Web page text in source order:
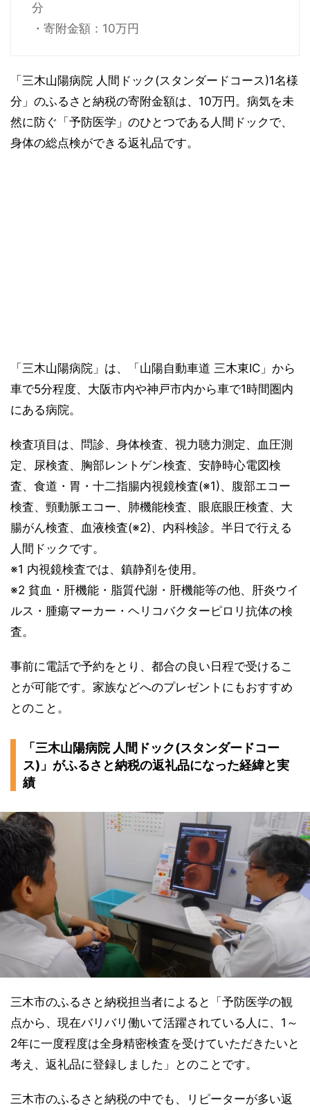
分
・寄附金額：10万円
「三木山陽病院 人間ドック(スタンダードコース)1名様
分」のふるさと納税の寄附金額は、10万円。病気を未
然に防ぐ「予防医学」のひとつである人間ドックで、
身体の総点検ができる返礼品です。
「三木山陽病院」は、「山陽自動車道 三木東IC」から
車で5分程度、大阪市内や神戸市内から車で1時間圏内
にある病院。
検査項目は、問診、身体検査、視力聴力測定、血圧測
定、尿検査、胸部レントゲン検査、安静時心電図検
査、食道・胃・十二指腸内視鏡検査(※1)、腹部エコー
検査、頸動脈エコー、肺機能検査、眼底眼圧検査、大
腸がん検査、血液検査(※2)、内科検診。半日で行える
人間ドックです。
※1 内視鏡検査では、鎮静剤を使用。
※2 貧血・肝機能・脂質代謝・肝機能等の他、肝炎ウイ
ルス・腫瘍マーカー・ヘリコバクターピロリ抗体の検
査。
事前に電話で予約をとり、都合の良い日程で受けるこ
とが可能です。家族などへのプレゼントにもおすすめ
とのこと。
「三木山陽病院 人間ドック(スタンダードコー
ス)」がふるさと納税の返礼品になった経緯と実
績
三木市のふるさと納税担当者によると「予防医学の観
点から、現在バリバリ働いて活躍されている人に、1～
2年に一度程度は全身精密検査を受けていただきたいと
考え、返礼品に登録しました」とのことです。
三木市のふるさと納税の中でも、リピーターが多い返